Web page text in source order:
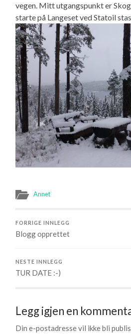
vegen. Mitt utgangspunkt er
starte på Langeset ved Statoil
Annet
FORRIGE INNLEGG
Blogg opprettet
NESTE INNLEGG
TUR DATE :-)
Legg igjen en
Din e-postadresse vil ikke bli